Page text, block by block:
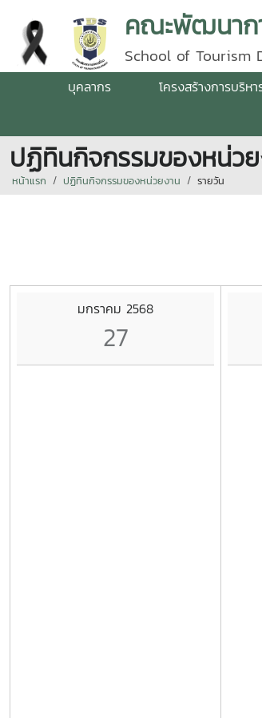
คณะพัฒนาก
School of Tourism
บุคลากร โครงสร้างการบริหา
ปฏิทินกิจกรรมของหน่ว
หน้าแรก ปฏิทินกิจกรรมของหน่วยงาน รายวัน
มกราคม 2568
27